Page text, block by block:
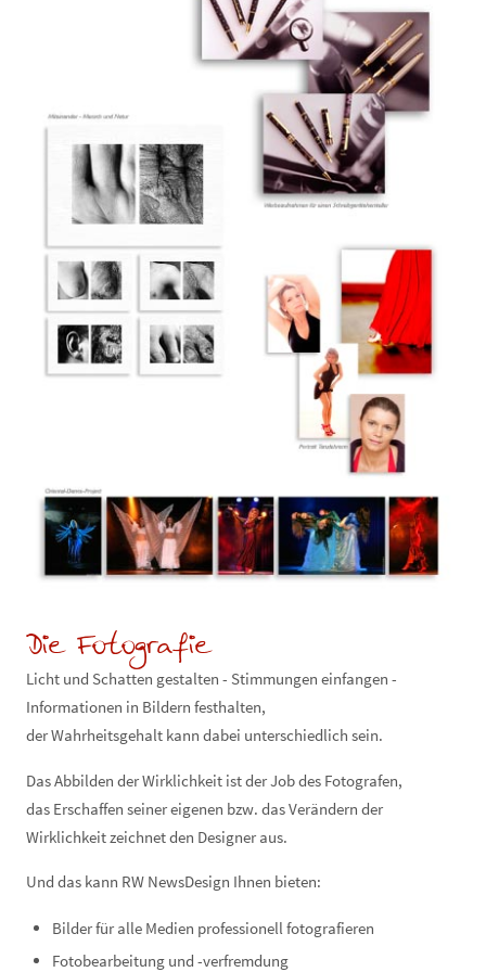
Die Fotografie
Licht und Schatten gestalten - Stimmungen einfangen -
Informationen in Bildern festhalten,
der Wahrheitsgehalt kann dabei unterschiedlich sein.
Das Abbilden der Wirklichkeit ist der Job des Fotografen,
das Erschaffen seiner eigenen bzw. das Verändern der
Wirklichkeit zeichnet den Designer aus.
Und das kann RW NewsDesign Ihnen bieten:
Bilder für alle Medien professionell fotografieren
Fotobearbeitung und -verfremdung